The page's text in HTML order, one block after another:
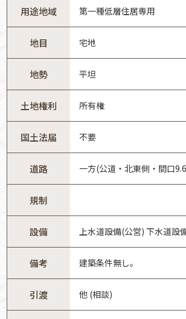
用途地域 第一種低層住居専用
地目 宅地
地勢 平坦
土地権利 所有権
国土法届 不要
道路 一方(公道・北東側・間口
規制
設備 上水道設備(公営) 下水道設
備考 建築条件無し。
引渡 他 (相談)